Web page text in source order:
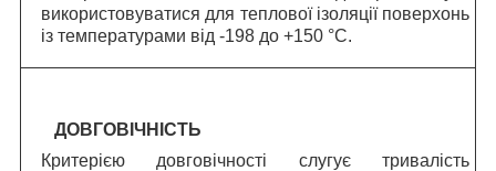
використовуватися для теплової ізоляції поверхонь
із температурами від -198 до +150 °C.
ДОВГОВІЧНІСТЬ
Критерією довговічності слугує тривалість